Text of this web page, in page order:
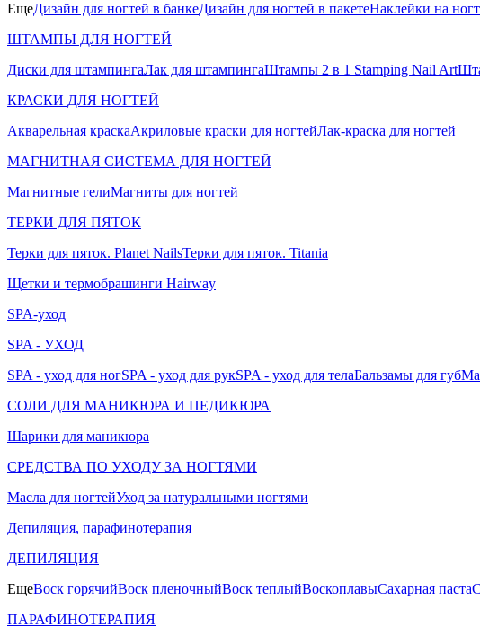
ЕщеДизайн для ногтей в банкеДизайн для ногтей в пакетеНаклейки на
ШТАМПЫ ДЛЯ НОГТЕЙ
Диски для штампингаЛак для штампингаШтампы 2 в 1 Stamping Nail Art
КРАСКИ ДЛЯ НОГТЕЙ
Акварельная краскаАкриловые краски для ногтейЛак-краска для ногтей
МАГНИТНАЯ СИСТЕМА ДЛЯ НОГТЕЙ
Магнитные гелиМагниты для ногтей
ТЕРКИ ДЛЯ ПЯТОК
Терки для пяток. Planet NailsТерки для пяток. Titania
Щетки и термобрашинги Hairway
SPA-уход
SPA - УХОД
SPA - уход для ногSPA - уход для рукSPA - уход для телаБальзамы для губ
СОЛИ ДЛЯ МАНИКЮРА И ПЕДИКЮРА
Шарики для маникюра
СРЕДСТВА ПО УХОДУ ЗА НОГТЯМИ
Масла для ногтейУход за натуральными ногтями
Депиляция, парафинотерапия
ДЕПИЛЯЦИЯ
ЕщеВоск горячийВоск пленочныйВоск теплыйВоскоплавыСахарная паста
ПАРАФИНОТЕРАПИЯ